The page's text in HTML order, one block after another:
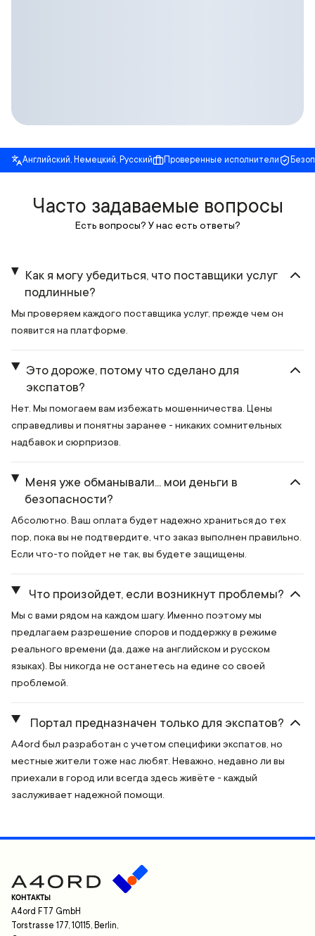
Английский, Немецкий, Русский Проверенные исполнители
Часто задаваемые вопросы
Есть вопросы? У нас есть ответы?
Как я могу убедиться, что поставщики услуг
подлинные?
Мы проверяем каждого поставщика услуг, прежде чем он
появится на платформе.
Это дороже, потому что сделано для
экспатов?
Нет. Мы помогаем вам избежать мошенничества. Цены
справедливы и понятны заранее - никаких сомнительных
надбавок и сюрпризов.
Меня уже обманывали... мои деньги в
безопасности?
Абсолютно. Ваш оплата будет надежно храниться до тех
пор, пока вы не подтвердите, что заказ выполнен правильно.
Если что-то пойдет не так, вы будете защищены.
Что произойдет, если возникнут проблемы?
Мы с вами рядом на каждом шагу. Именно поэтому мы
предлагаем разрешение споров и поддержку в режиме
реального времени (да, даже на английском и русском
языках). Вы никогда не останетесь на едине со своей
проблемой.
Портал предназначен только для экспатов?
A4ord был разработан с учетом специфики экспатов, но
местные жители тоже нас любят. Неважно, недавно ли вы
приехали в город или всегда здесь живёте - каждый
заслуживает надежной помощи.
КОНТАКТЫ
A4ord FT7 GmbH
Torstrasse 177, 10115, Berlin,